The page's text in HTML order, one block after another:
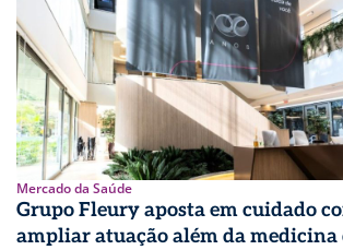
Mercado da Saúde
Grupo Fleury aposta em cuidado
ampliar atuação além da